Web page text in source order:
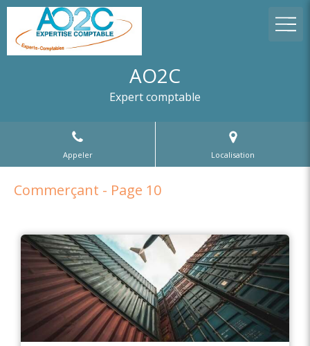
AO2C
Expert comptable
Appeler Localisation
Commerçant - Page 10